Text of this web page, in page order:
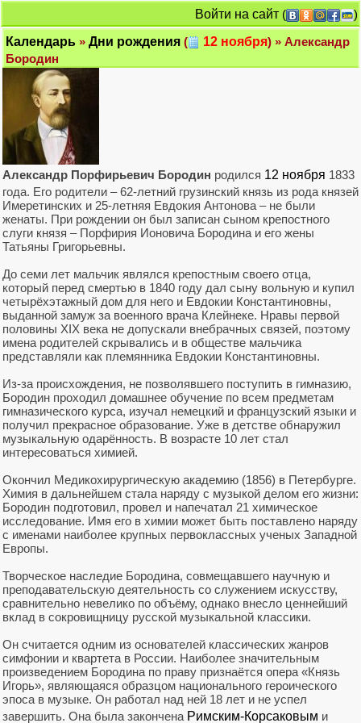
Войти на сайт (
)
Календарь » Дни рождения ( 12 ноября) » Александр
Бородин
Александр Порфирьевич Бородин родился 12 ноября 1833
года. Его родители – 62-летний грузинский князь из рода князей
Имеретинских и 25-летняя Евдокия Антонова – не были
женаты. При рождении он был записан сыном крепостного
слуги князя – Порфирия Ионовича Бородина и его жены
Татьяны Григорьевны.
До семи лет мальчик являлся крепостным своего отца,
который перед смертью в 1840 году дал сыну вольную и купил
четырёхэтажный дом для него и Евдокии Константиновны,
выданной замуж за военного врача Клейнеке. Нравы первой
половины XIX века не допускали внебрачных связей, поэтому
имена родителей скрывались и в обществе мальчика
представляли как племянника Евдокии Константиновны.
Из-за происхождения, не позволявшего поступить в гимназию,
Бородин проходил домашнее обучение по всем предметам
гимназического курса, изучал немецкий и французский языки и
получил прекрасное образование. Уже в детстве обнаружил
музыкальную одарённость. В возрасте 10 лет стал
интересоваться химией.
Окончил Медикохирургическую академию (1856) в Петербурге.
Химия в дальнейшем стала наряду с музыкой делом его жизни:
Бородин подготовил, провел и напечатал 21 химическое
исследование. Имя его в химии может быть поставлено наряду
с именами наиболее крупных первоклассных ученых Западной
Европы.
Творческое наследие Бородина, совмещавшего научную и
преподавательскую деятельность со служением искусству,
сравнительно невелико по объёму, однако внесло ценнейший
вклад в сокровищницу русской музыкальной классики.
Он считается одним из основателей классических жанров
симфонии и квартета в России. Наиболее значительным
произведением Бородина по праву признаётся опера «Князь
Игорь», являющаяся образцом национального героического
эпоса в музыке. Он работал над ней 18 лет и не успел
завершить. Она была закончена Римским-Корсаковым и